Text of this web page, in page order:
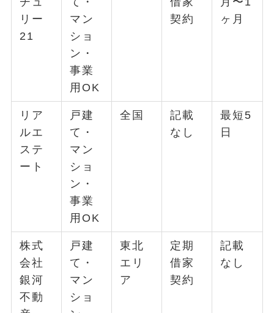
リー
21
マン
ショ
ン・
事業
用OK
契約
ヶ月
リア
ルエ
ステ
ート
戸建
て・
マン
ショ
ン・
事業
用OK
全国
記載
なし
最短5
日
株式
会社
銀河
不動
戸建
て・
マン
ショ
東北
エリ
ア
定期
借家
契約
記載
なし